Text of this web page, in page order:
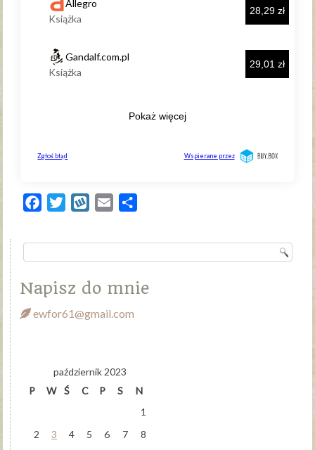
FacebookTwitterWykopEmail
Napisz do mnie
ewfor61@gmail.com
październik 2023
P
W Ś C P S
N
1
2
3 4 5 6 7
8